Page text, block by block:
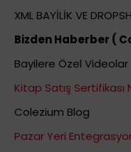
XML BAYİLİK VE
Bizden Haberber (
Bayilere Özel Videolar
Kitap Satış Sertifikası
Colezium Blog
Pazar Yeri